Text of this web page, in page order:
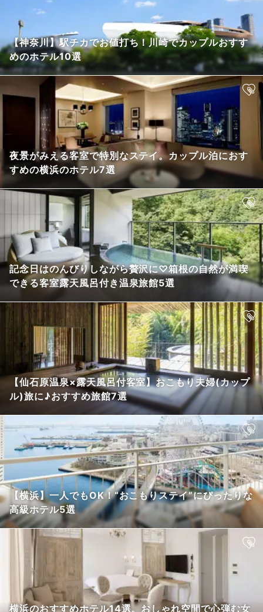
【神奈川】駅チカでお値打ち！川崎でカップルおすす
めのホテル10選
夜景がみえる客室で特別なステイ。カップル泊におす
すめの横浜のホテル7選
記念日はのんびりしながら贅沢に♡箱根の自然が満喫
できる客室露天風呂付き温泉旅館5選
【仙石原温泉×露天風呂付客室】おこもり夫婦(カップ
ル)旅に♪おすすめ旅館7選
【横浜】一人でもOK！“おこもりステイ”にぴったりな
高級ホテル5選
横浜のおすすめホテル14選。おしゃれ空間で心弾む女